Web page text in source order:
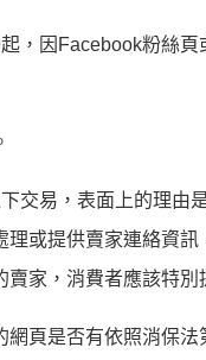
，因Facebook粉絲
交易，表面上的理由
或提供賣家連絡資
家，消費者應該特別
頁是否有依照消保